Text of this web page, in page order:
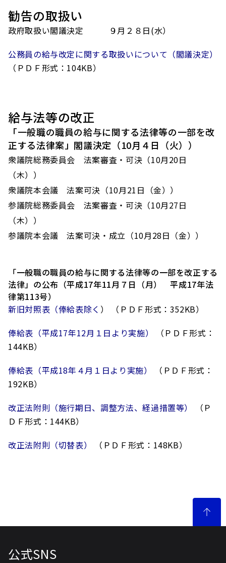
勧告の取扱い
政府取扱い閣議決定 ９月２８日(水）
公務員の給与改定に関する取扱いについて（閣議決定）
（ＰＤＦ形式：104KB）
給与法等の改正
「一般職の職員の給与に関する法律等の一部を改
正する法律案」 閣議決定（10月４日（火））
衆議院総務委員会 法案審査・可決（10月20日
（木））
衆議院本会議 法案可決（10月21日（金））
参議院総務委員会 法案審査・可決（10月27日
（木））
参議院本会議 法案可決・成立（10月28日（金））
「一般職の職員の給与に関する法律等の一部を改正する
法律」の公布 （平成17年11月７日（月） 平成17年法
律第113号）
新旧対照表（俸給表除く ）
（ＰＤＦ形式：352KB）
俸給表（平成17年12月１日より実施）
（ＰＤＦ形式：
144KB）
俸給表（平成18年４月１日より実施）
（ＰＤＦ形式：
192KB）
改正法附則（施行期日、調整方法、経過措置等）
（Ｐ
ＤＦ形式：144KB）
改正法附則（切替表）
（ＰＤＦ形式：148KB）
公式SNS